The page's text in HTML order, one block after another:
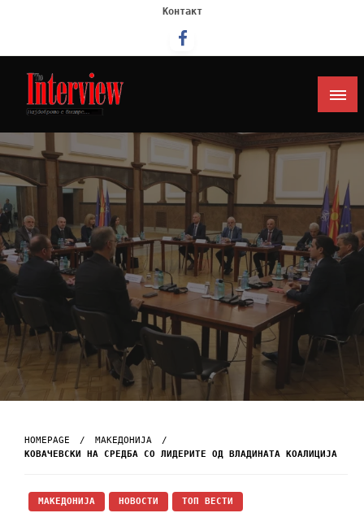
Контакт
Интервју
HOMEPAGE
МАКЕДОНИЈА
КОВАЧЕВСКИ НА СРЕДБА СО ЛИДЕРИТЕ ОД ВЛАДИНАТА КОАЛИЦИЈА
МАКЕДОНИЈА НОВОСТИ ТОП ВЕСТИ